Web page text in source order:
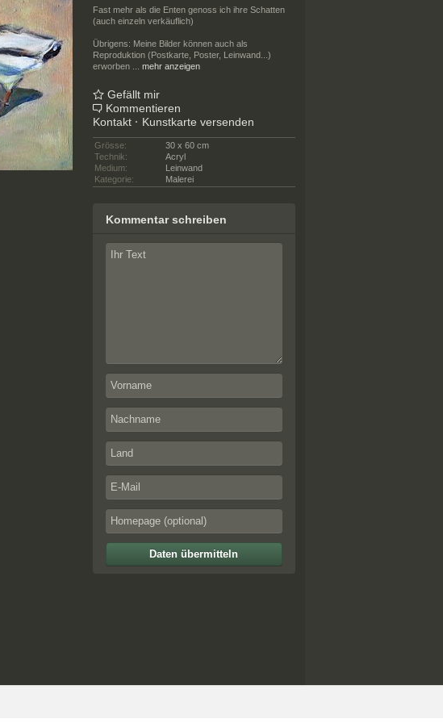
Fast mehr als die Enten genoss ich ihre Schatten
(auch einzeln verkäuflich)
Übrigens: Meine Bilder können auch als
Reproduktion (Postkarte, Poster, Leinwand...)
erworben
mehr anzeigen
Gefällt mir
Kommentieren
Kontakt · Kunstkarte versenden
Grösse:
30 x 60 cm
Technik:
Acryl
Medium:
Leinwand
Kategorie:
Malerei
Kommentar schreiben
Daten übermitteln